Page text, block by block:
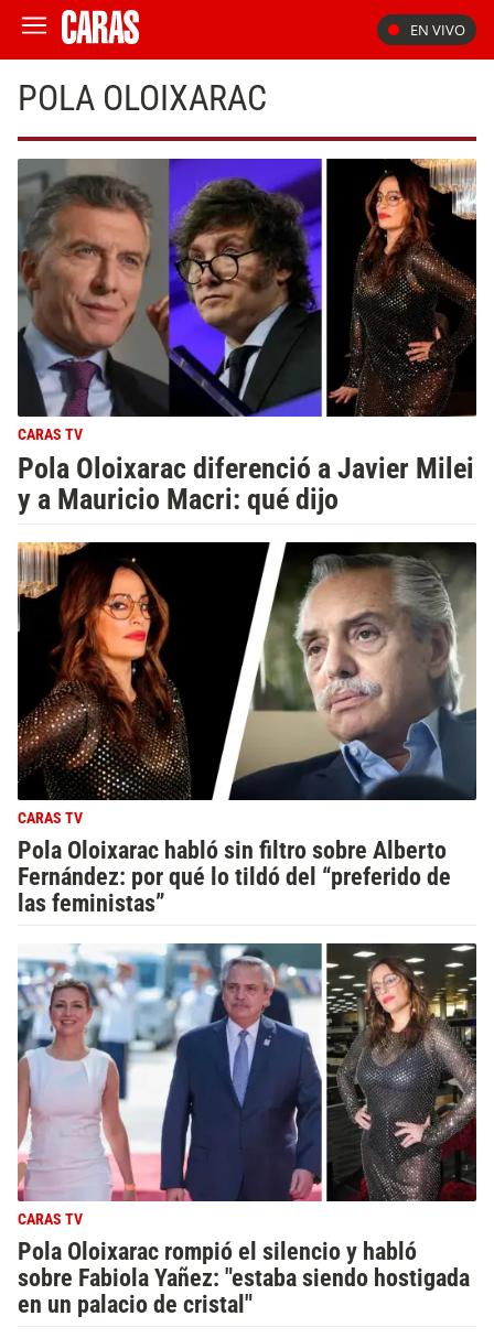
EN VIVO
POLA OLOIXARAC
CARAS TV
Pola Oloixarac diferenció a Javier Milei
y a Mauricio Macri: qué dijo
CARAS TV
Pola Oloixarac habló sin filtro sobre Alberto
Fernández: por qué lo tildó del “preferido de
las feministas”
CARAS TV
Pola Oloixarac rompió el silencio y habló
sobre Fabiola Yañez: "estaba siendo hostigada
en un palacio de cristal"